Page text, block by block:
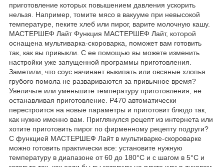
приготовление которых повышением давления ускорить
нельзя. Например, томите мясо в вакууме при невысокой
температуре, пеките хлеб или пирог, варите молочную кашу.
МАСТЕРШЕФ Лайт Функция МАСТЕРШЕФ Лайт, которой
оснащена мультиварка-скороварка, поможет вам готовить
так, как вы привыкли. С ее помощью вы можете изменить
настройки уже запущенной программы приготовления.
Заметили, что соус начинает выкипать или овсяные хлопья
грубого помола не развариваются за привычное время?
Увеличьте или уменьшите температуру приготовления, не
останавливая приготовление. P470 автоматически
перестроится на новые параметры и приготовит блюдо так,
как нужно именно вам. Приглянулся рецепт из интернета или
хотите приготовить пирог по фирменному рецепту подруги?
С функцией МАСТЕРШЕФ Лайт в мультиварке-скороварке
можно готовить практически все: установите нужную
температуру в диапазоне от 60 до 180°С и с шагом в 5°С и